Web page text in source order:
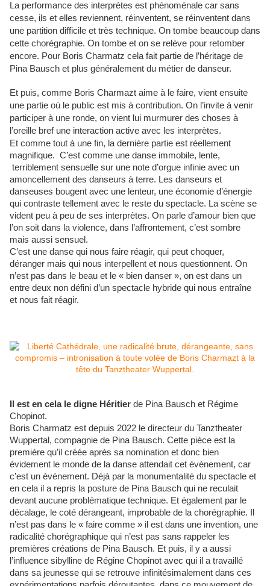
La performance des interprètes est phénoménale car sans
cesse, ils et elles reviennent, réinventent, se réinventent dans
une partition difficile et très technique. On tombe beaucoup dans
cette chorégraphie. On tombe et on se relève pour retomber
encore. Pour Boris Charmatz cela fait partie de l’héritage de
Pina Bausch et plus généralement du métier de danseur.
Et puis, comme Boris Charmazt aime à le faire, vient ensuite
une partie où le public est mis à contribution. On l’invite à venir
participer à une ronde, on vient lui murmurer des choses à
l’oreille bref une interaction active avec les interprètes.
Et comme tout à une fin, la dernière partie est réellement
magnifique. C’est comme une danse immobile, lente,
terriblement sensuelle sur une note d’orgue infinie avec un
amoncellement des danseurs à terre. Les danseurs et
danseuses bougent avec une lenteur, une économie d’énergie
qui contraste tellement avec le reste du spectacle. La scène se
vident peu à peu de ses interprètes. On parle d’amour bien que
l’on soit dans la violence, dans l’affrontement, c’est sombre
mais aussi sensuel.
C’est une danse qui nous faire réagir, qui peut choquer,
déranger mais qui nous interpellent et nous questionnent. On
n’est pas dans le beau et le « bien danser », on est dans un
entre deux non défini d’un spectacle hybride qui nous entraîne
et nous fait réagir.
Il est en cela le digne Héritier de Pina Bausch et Régime
Chopinot.
Boris Charmatz est depuis 2022 le directeur du Tanztheater
Wuppertal, compagnie de Pina Bausch. Cette pièce est la
première qu’il créée après sa nomination et donc bien
évidement le monde de la danse attendait cet évènement, car
c’est un évènement. Déjà par la monumentalité du spectacle et
en cela il a repris la posture de Pina Bausch qui ne reculait
devant aucune problématique technique. Et également par le
décalage, le coté dérangeant, improbable de la chorégraphie. Il
n’est pas dans le « faire comme » il est dans une invention, une
radicalité chorégraphique qui n’est pas sans rappeler les
premières créations de Pina Bausch. Et puis, il y a aussi
l’influence sibylline de Régine Chopinot avec qui il a travaillé
dans sa jeunesse qui se retrouve infinitésimalement dans ces